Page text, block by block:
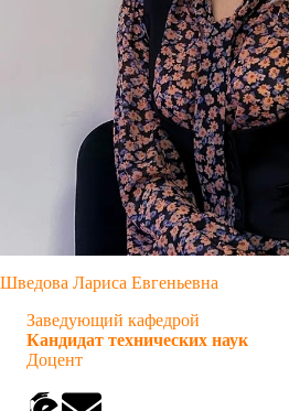
Шведова Лариса Евгеньевна
Заведующий кафедрой
Кандидат технических наук
Доцент